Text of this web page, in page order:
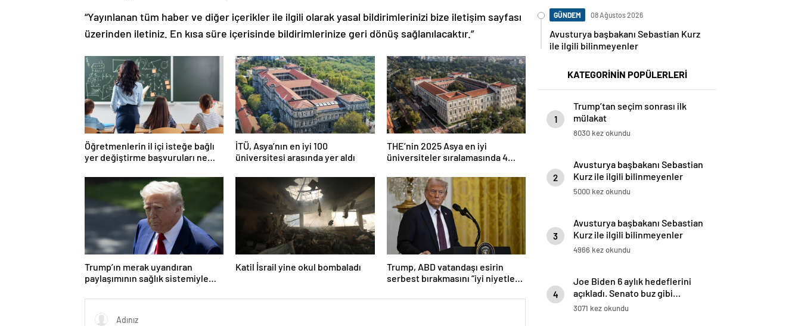
“Yayınlanan tüm haber ve diğer içerikler ile ilgili olarak yasal bildirimlerinizi bize iletişim sayfası
üzerinden iletiniz. En kısa süre içerisinde bildirimlerinize geri dönüş sağlanılacaktır.”
Öğretmenlerin il içi isteğe bağlı
yer değiştirme başvuruları ne
İTÜ, Asya’nın en iyi 100
üniversitesi arasında yer aldı
THE’nin 2025 Asya en iyi
üniversiteler sıralamasında 4
Trump’ın merak uyandıran
paylaşımının sağlık sistemiyle
Katil İsrail yine okul bombaladı
Trump, ABD vatandaşı esirin
serbest bırakmasını “iyi niyetle
değerlendirdi
GÜNDEM 08 Ağustos 2026
Avusturya başbakanı Sebastian Kurz
ile ilgili bilinmeyenler
KATEGORİNİN POPÜLERLERİ
1
Trump’tan seçim sonrası ilk
mülakat
8030 kez okundu
2
Avusturya başbakanı Sebastian
Kurz ile ilgili bilinmeyenler
5000 kez okundu
3
Avusturya başbakanı Sebastian
Kurz ile ilgili bilinmeyenler
4966 kez okundu
4
Joe Biden 6 aylık hedeflerini
açıkladı. Senato buz gibi…
3071 kez okundu